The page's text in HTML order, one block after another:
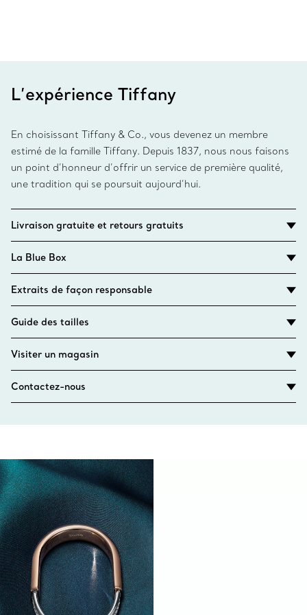
L’expérience Tiffany
En choisissant Tiffany & Co., vous devenez un membre
estimé de la famille Tiffany. Depuis 1837, nous nous faisons
un point d’honneur d’offrir un service de première qualité,
une tradition qui se poursuit aujourd’hui.
Livraison gratuite et retours gratuits
La Blue Box
Extraits de façon responsable
Guide des tailles
Visiter un magasin
Contactez-nous